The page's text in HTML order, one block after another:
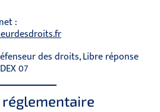
:
des droits, Libre réponse
07
réglementaire